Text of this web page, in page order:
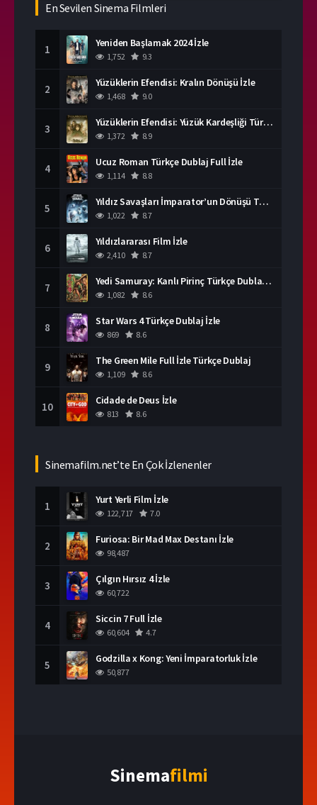
En Sevilen Sinema Filmleri
1 Yeniden Başlamak 2024 İzle
1,752 9.3
2 Yüzüklerin Efendisi: Kralın Dönüşü İzle
1,468 9.0
3 Yüzüklerin Efendisi: Yüzük Kardeşliği Türkçe Dublaj İzle
1,372 8.9
4 Ucuz Roman Türkçe Dublaj Full İzle
1,114 8.8
5 Yıldız Savaşları İmparator’un Dönüşü Türkçe Dublaj İzle
1,022 8.7
6 Yıldızlararası Film İzle
2,410 8.7
7 Yedi Samuray: Kanlı Pirinç Türkçe Dublaj İzle
1,082 8.6
8 Star Wars 4 Türkçe Dublaj İzle
869 8.6
9 The Green Mile Full İzle Türkçe Dublaj
1,109 8.6
10 Cidade de Deus İzle
813 8.6
Sinemafilm.net’te En Çok İzlenenler
1 Yurt Yerli Film İzle
122,717 7.0
2 Furiosa: Bir Mad Max Destanı İzle
98,487
3 Çılgın Hırsız 4 İzle
60,722
4 Siccin 7 Full İzle
60,604 4.7
5 Godzilla x Kong: Yeni İmparatorluk İzle
50,877
Sinemafilmi